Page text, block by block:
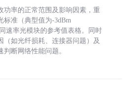
功率的正常范围及影响因素，重
标准（典型值为-3dBm
速率光模块的参考值表格。同时
（如光纤损耗、连接器问题）及
断网络性能问题。